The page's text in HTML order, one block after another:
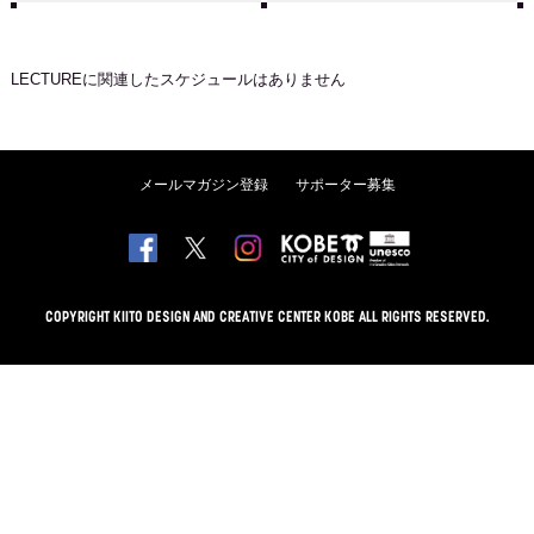
LECTUREに関連したスケジュールはありません
メールマガジン登録 サポーター募集
COPYRIGHT KIITO DESIGN AND CREATIVE CENTER KOBE ALL RIGHTS RESERVED.